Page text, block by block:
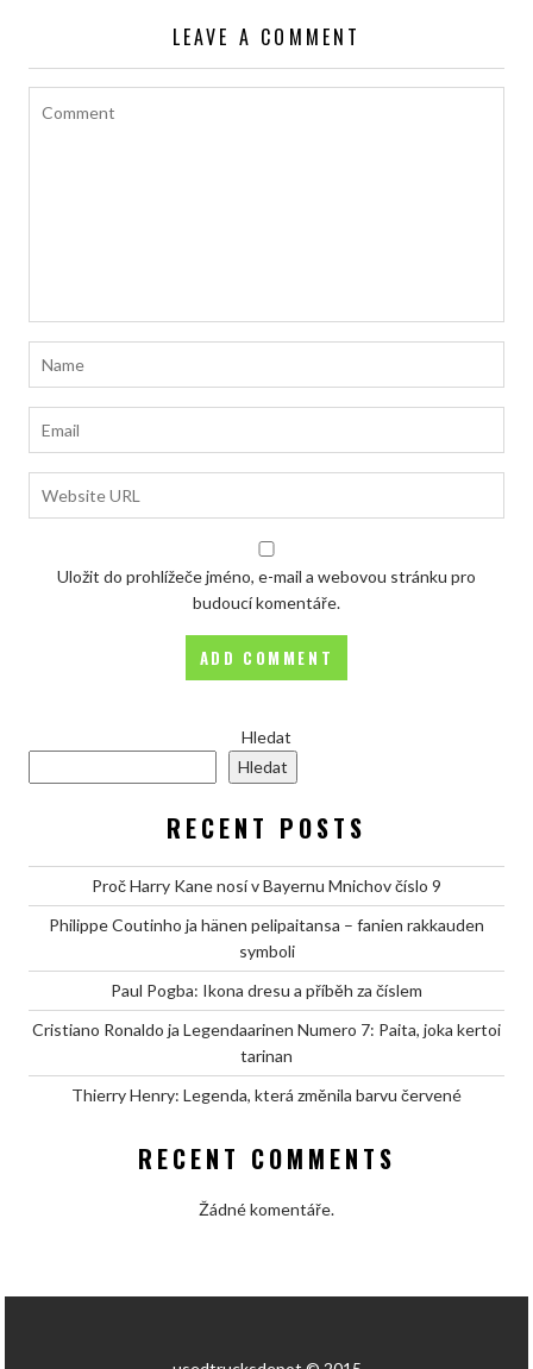
LEAVE A COMMENT
Uložit do prohlížeče jméno, e-mail a webovou stránku pro
budoucí komentáře.
Hledat
Hledat
RECENT POSTS
Proč Harry Kane nosí v Bayernu Mnichov číslo 9
Philippe Coutinho ja hänen pelipaitansa – fanien rakkauden
symboli
Paul Pogba: Ikona dresu a příběh za číslem
Cristiano Ronaldo ja Legendaarinen Numero 7: Paita, joka kertoi
tarinan
Thierry Henry: Legenda, která změnila barvu červené
RECENT COMMENTS
Žádné komentáře.